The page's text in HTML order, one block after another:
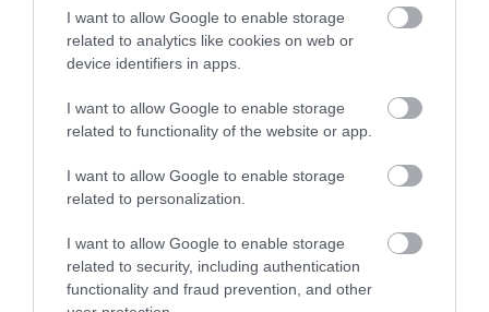
I want to allow Google to enable storage
related to analytics like cookies on web or
device identifiers in apps.
I want to allow Google to enable storage
related to functionality of the website or app.
I want to allow Google to enable storage
related to personalization.
I want to allow Google to enable storage
related to security, including authentication
functionality and fraud prevention, and other
Αυτός ο δήμος της Εύβοιας πάει
ανεμογεννήτριες
07.08.2026 | 18:40
Τραγική κατάληξη είχε η
θαλάσσια εκδρομή για 57χρονο
07.08.2026 | 18:20
Βαρύ πένθος για τον εκπαιδευτικό
Εύβοια: Γυναίκα έπεσε
θύμα διαδικτυακής
απάτης – Πλήρωσε για
τρακτέρ που δεν
Τραγωδία στην Εύβοια:
Άνδρας ανασύρθηκε
χωρίς τις αισθήσεις του
Ανακοινώθηκαν νέες
Δείτε τι έκανε Δήμος